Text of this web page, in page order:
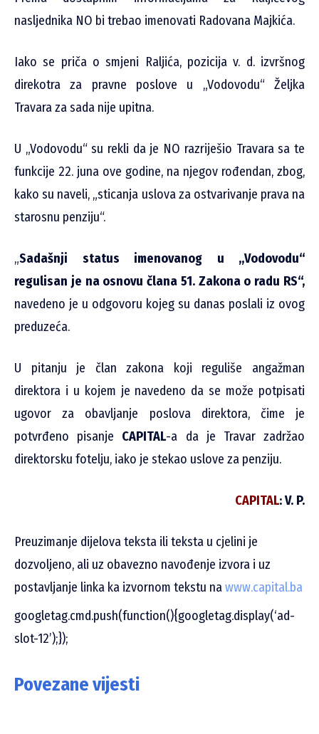
nasljednika NO bi trebao imenovati Radovana Majkića.
Iako se priča o smjeni Raljića, pozicija v. d. izvršnog
direkotra za pravne poslove u „Vodovodu“ Željka
Travara za sada nije upitna.
U „Vodovodu“ su rekli da je NO razriješio Travara sa te
funkcije 22. juna ove godine, na njegov rođendan, zbog,
kako su naveli, „sticanja uslova za ostvarivanje prava na
starosnu penziju“.
„Sadašnji status imenovanog u „Vodovodu“
regulisan je na osnovu člana 51. Zakona o radu RS“,
navedeno je u odgovoru kojeg su danas poslali iz ovog
preduzeća.
U pitanju je član zakona koji reguliše angažman
direktora i u kojem je navedeno da se može potpisati
ugovor za obavljanje poslova direktora, čime je
potvrđeno pisanje CAPITAL-a da je Travar zadržao
direktorsku fotelju, iako je stekao uslove za penziju.
CAPITAL: V. P.
Preuzimanje dijelova teksta ili teksta u cjelini je
dozvoljeno, ali uz obavezno navođenje izvora i uz
postavljanje linka ka izvornom tekstu nawww.capital.ba
googletag.cmd.push(function(){googletag.display(‘ad-
slot-12’);});
Povezane vijesti